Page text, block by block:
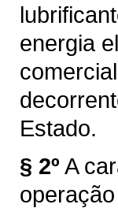
energia
Estado.
§ 2º A